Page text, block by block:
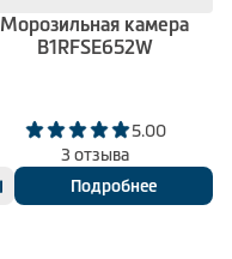
Морозильная камера
B1RFSE652W
5.00
3 отзыва
Подробнее